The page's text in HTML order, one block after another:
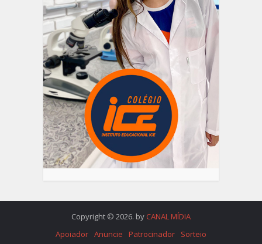
Copyright © 2026. by CANAL MÍDIA
Apoiador Anuncie Patrocinador Sorteio